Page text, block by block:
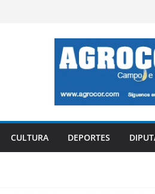
CULTURA DEPORTES